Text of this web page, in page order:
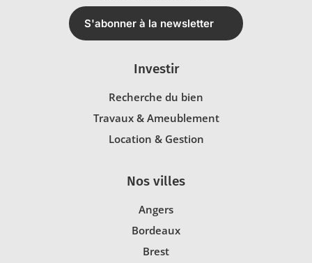
S'abonner à la newsletter
Investir
Recherche du bien
Travaux & Ameublement
Location & Gestion
Nos villes
Angers
Bordeaux
Brest